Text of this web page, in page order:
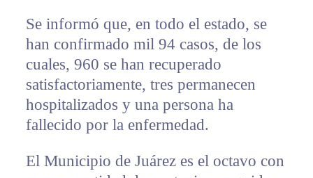
Se informó que, en todo el estado, se
han confirmado mil 94 casos, de los
cuales, 960 se han recuperado
satisfactoriamente, tres permanecen
hospitalizados y una persona ha
fallecido por la enfermedad.
El Municipio de Juárez es el octavo con